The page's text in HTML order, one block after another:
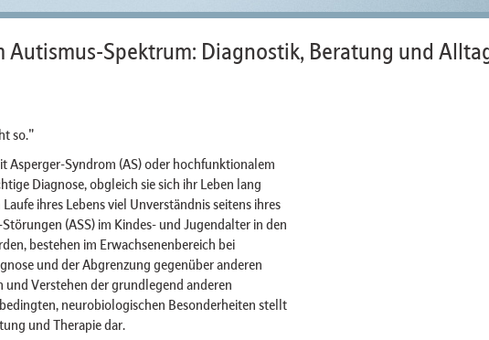
Autismus-Spektrum: Diagnostik, Beratung und
so."
Asperger-Syndrom (AS) oder hochfunktionalem
Diagnose, obgleich sie sich ihr Leben lang
ihres Lebens viel Unverständnis seitens ihres
(ASS) im Kindes- und Jugendalter in den
bestehen im Erwachsenenbereich bei
und der Abgrenzung gegenüber anderen
und Verstehen der grundlegend anderen
neurobiologischen Besonderheiten stellt
und Therapie dar.